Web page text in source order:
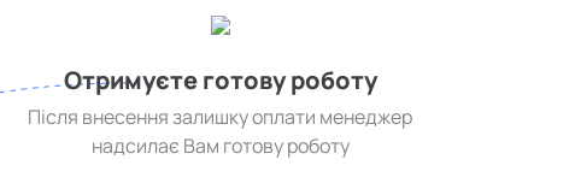
Отримуєте готову роботу
Після внесення залишку оплати менеджер
надсилає Вам готову роботу